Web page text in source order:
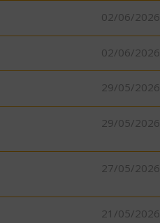
02/06/2026
02/06/2026
29/05/2026
29/05/2026
27/05/2026
21/05/2026